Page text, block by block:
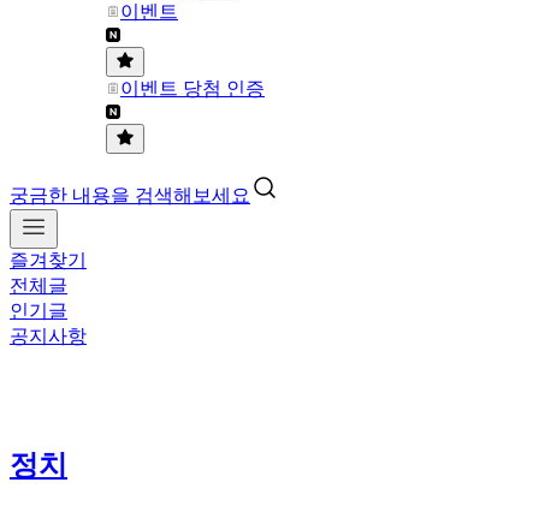
이벤트
이벤트 당첨 인증
궁금한 내용을 검색해보세요
즐겨찾기
전체글
인기글
공지사항
정치